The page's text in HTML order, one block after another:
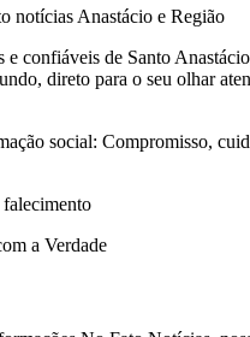
e confiáveis de Santo
direto para o seu olhar
social: Compromisso,
a Verdade